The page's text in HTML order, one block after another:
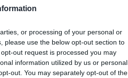
or processing of your personal or
please use the below opt-out section to
out request is processed you may
information utilized by us or personal
out. You may separately opt-out of the